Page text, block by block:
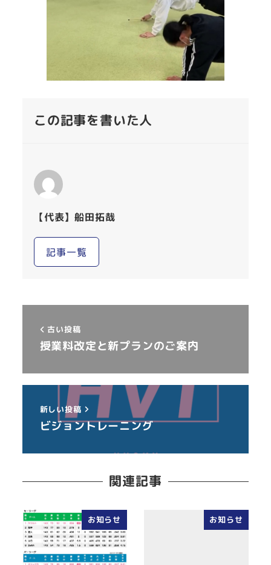
この記事を書いた人
【代表】船田拓哉
記事一覧
古い投稿
授業料改定と新プランのご案内
新しい投稿
ビジョントレーニング
関連記事
お知らせ お知らせ